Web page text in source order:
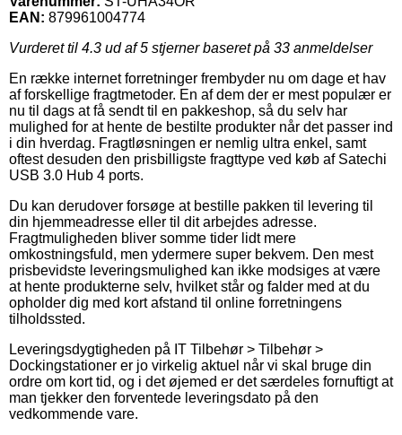
EAN: 879961004774
Vurderet til 4.3 ud af 5 stjerner baseret på 33 anmeldelser
En række internet forretninger frembyder nu om dage et hav
af forskellige fragtmetoder. En af dem der er mest populær er
nu til dags at få sendt til en pakkeshop, så du selv har
mulighed for at hente de bestilte produkter når det passer ind
i din hverdag. Fragtløsningen er nemlig ultra enkel, samt
oftest desuden den prisbilligste fragttype ved køb af Satechi
USB 3.0 Hub 4 ports.
Du kan derudover forsøge at bestille pakken til levering til
din hjemmeadresse eller til dit arbejdes adresse.
Fragtmuligheden bliver somme tider lidt mere
omkostningsfuld, men ydermere super bekvem. Den mest
prisbevidste leveringsmulighed kan ikke modsiges at være
at hente produkterne selv, hvilket står og falder med at du
opholder dig med kort afstand til online forretningens
tilholdssted.
Leveringsdygtigheden på IT Tilbehør > Tilbehør >
Dockingstationer er jo virkelig aktuel når vi skal bruge din
ordre om kort tid, og i det øjemed er det særdeles fornuftigt at
man tjekker den forventede leveringsdato på den
vedkommende vare.